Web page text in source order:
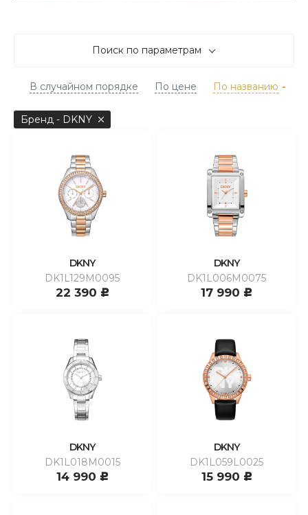
Поиск по параметрам
В случайном порядке По цене По названию
Бренд - DKNY
DKNY
DK1L129M0095
22 390 c
DKNY
DK1L006M0075
17 990 c
DKNY
DK1L018M0015
14 990 c
DKNY
DK1L059L0025
15 990 c